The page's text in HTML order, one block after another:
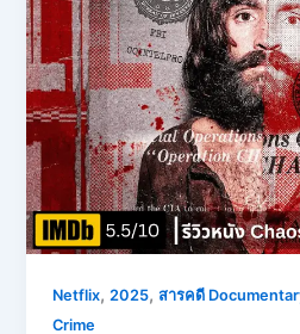
Netflix,2025,สารคดี
Crime